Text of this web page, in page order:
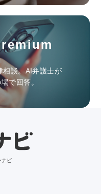
相談。AI弁護士が
で回答。
ナビ